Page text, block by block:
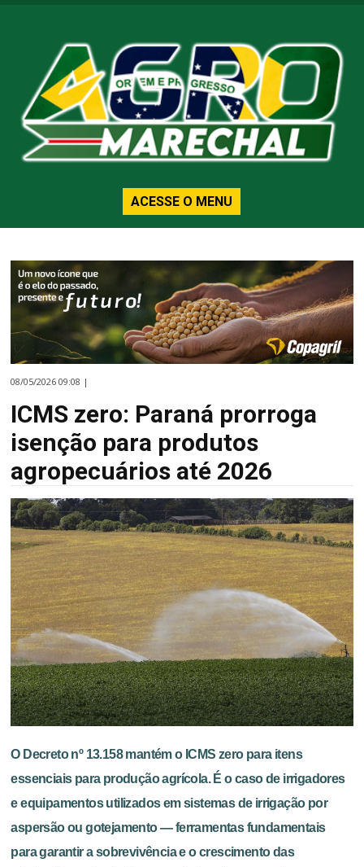
ACESSE O MENU
08/05/2026 09:08 |
ICMS zero: Paraná prorroga
isenção para produtos
agropecuários até 2026
O Decreto nº 13.158 mantém o ICMS zero para itens
essenciais para produção agrícola. É o caso de irrigadores
e equipamentos utilizados em sistemas de irrigação por
aspersão ou gotejamento — ferramentas fundamentais
para garantir a sobrevivência e o crescimento das